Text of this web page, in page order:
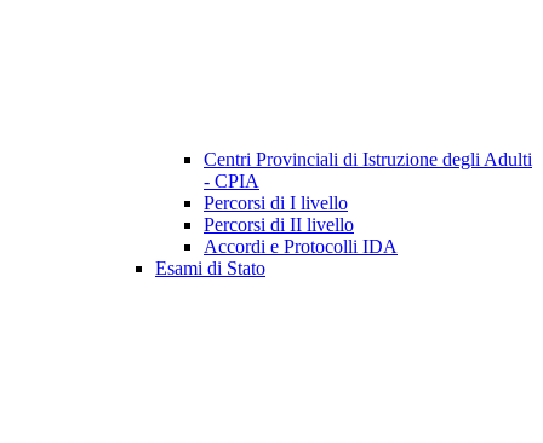
Centri Provinciali di Istruzione degli Adulti
- CPIA
Percorsi di I livello
Percorsi di II livello
Accordi e Protocolli IDA
Esami di Stato